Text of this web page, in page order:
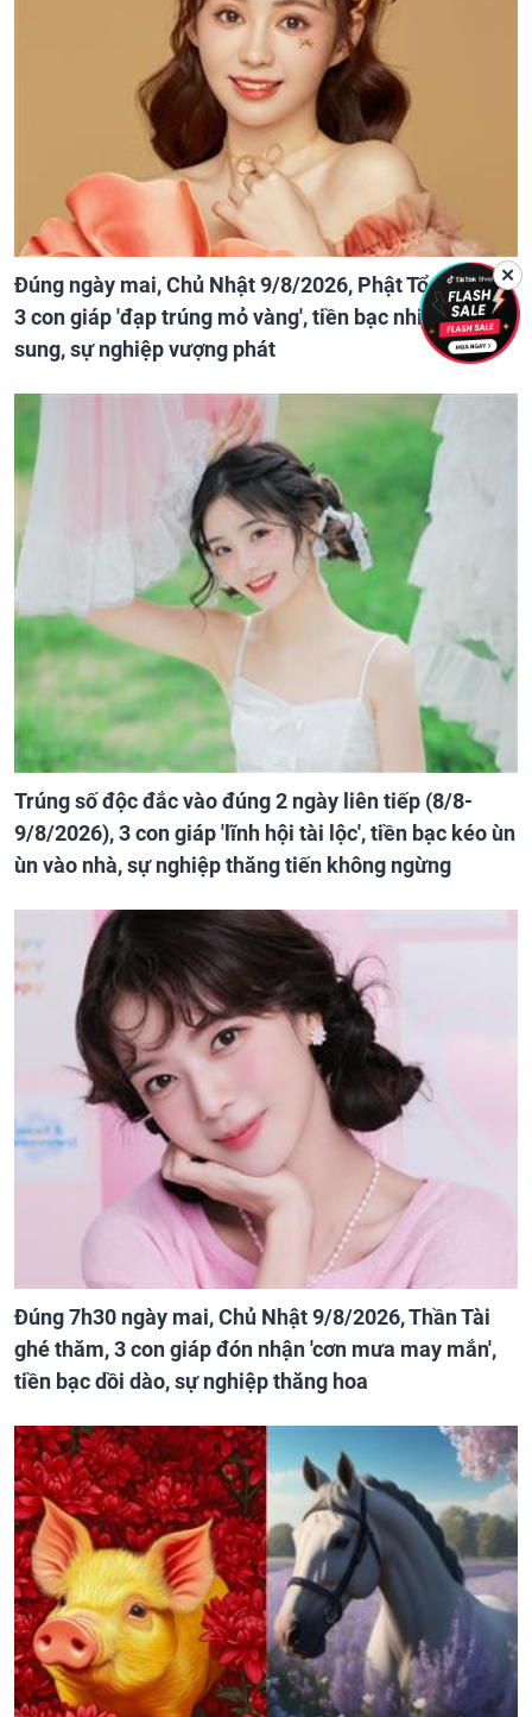
Đúng ngày mai, Chủ Nhật 9/8/2026, Phật Tổ che chở
3 con giáp 'đạp trúng mỏ vàng', tiền bạc nhiều như lá
sung, sự nghiệp vượng phát
Trúng số độc đắc vào đúng 2 ngày liên tiếp (8/8-
9/8/2026), 3 con giáp 'lĩnh hội tài lộc', tiền bạc kéo ùn
ùn vào nhà, sự nghiệp thăng tiến không ngừng
Đúng 7h30 ngày mai, Chủ Nhật 9/8/2026, Thần Tài
ghé thăm, 3 con giáp đón nhận 'cơn mưa may mắn',
tiền bạc dồi dào, sự nghiệp thăng hoa
✕